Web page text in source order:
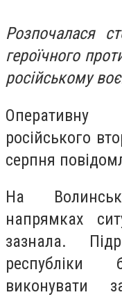
Розпочалася
героїчного
російському
російського
серпня
На
напрямках
зазнала.
республіки
виконувати